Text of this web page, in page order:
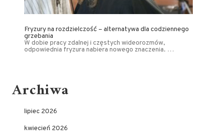
Fryzury na rozdzielczość – alternatywa dla codziennego
grzebania
W dobie pracy zdalnej i częstych wideorozmów,
odpowiednia fryzura nabiera nowego znaczenia. …
Archiwa
lipiec 2026
kwiecień 2026